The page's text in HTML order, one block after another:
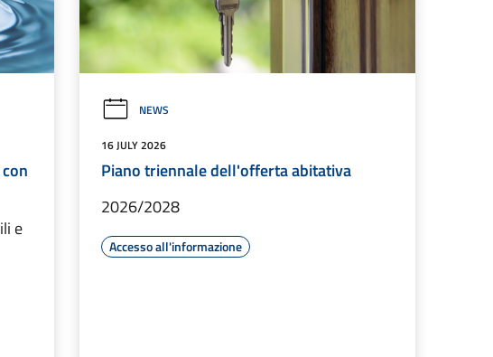
e
NEWS
16 JULY 2026
Piano triennale dell'offerta abitativa
2026/2028
Accesso all'informazione